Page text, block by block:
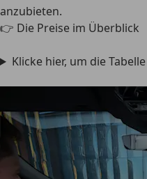
anzubieten.
👉 Die Preise im Überblick
Klicke hier, um die